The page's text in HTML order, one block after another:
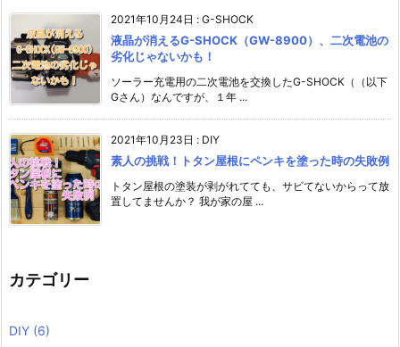
2021年10月24日 : G-SHOCK
液晶が消えるG-SHOCK（GW-8900）、二次電池の
劣化じゃないかも！
ソーラー充電用の二次電池を交換したG-SHOCK（（以下
Gさん）なんですが、１年 ...
2021年10月23日 : DIY
素人の挑戦！トタン屋根にペンキを塗った時の失敗例
トタン屋根の塗装が剥がれてても、サビてないからって放
置してませんか？ 我が家の屋 ...
カテゴリー
DIY (6)